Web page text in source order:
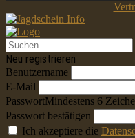
Neu registrieren
Benutzername
E-Mail
PasswortMindestens 6
Passwort bestätigen
Ich akzeptiere die